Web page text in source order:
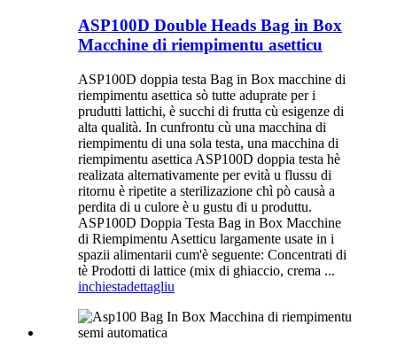
ASP100D Double Heads Bag in Box
Macchine di riempimentu asetticu
ASP100D doppia testa Bag in Box macchine di
riempimentu asettica sò tutte aduprate per i
prudutti lattichi, è succhi di frutta cù esigenze di
alta qualità. In cunfrontu cù una macchina di
riempimentu di una sola testa, una macchina di
riempimentu asettica ASP100D doppia testa hè
realizata alternativamente per evità u flussu di
ritornu è ripetite a sterilizazione chì pò causà a
perdita di u culore è u gustu di u produttu.
ASP100D Doppia Testa Bag in Box Macchine
di Riempimentu Asetticu largamente usate in i
spazii alimentarii cum'è seguente: Concentrati di
tè Prodotti di lattice (mix di ghiaccio, crema ...
inchiestadettagliu